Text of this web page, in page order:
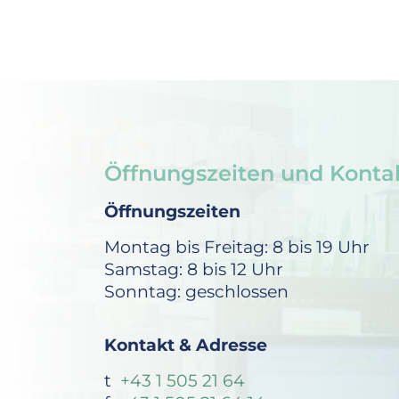
Öffnungszeiten und
Öffnungszeiten
Montag bis Freitag: 8 bis 19 Uhr
Samstag: 8 bis 12 Uhr
Sonntag: geschlossen
Kontakt & Adresse
t +43 1 505 21 64